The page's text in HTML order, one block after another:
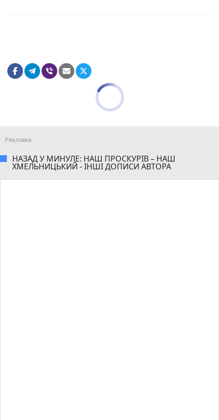
НАЗАД У МИНУЛЕ: НАШ ПРОСКУРІВ – НАШ
ХМЕЛЬНИЦЬКИЙ - ІНШІ ДОПИСИ АВТОРА